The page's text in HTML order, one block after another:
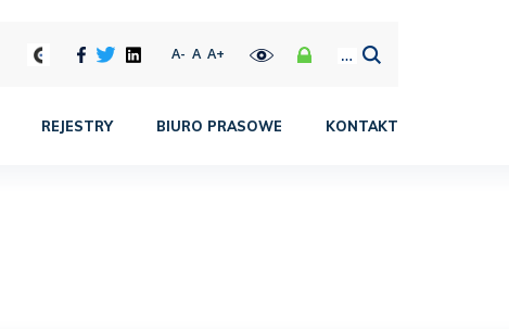
A- A A+
REJESTRY BIURO PRASOWE KONTAKT